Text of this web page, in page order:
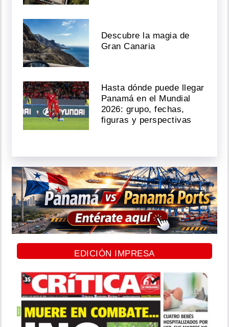
Descubre la magia de
Gran Canaria
Hasta dónde puede llegar
Panamá en el Mundial
2026: grupo, fechas,
figuras y perspectivas
EDICIÓN IMPRESA